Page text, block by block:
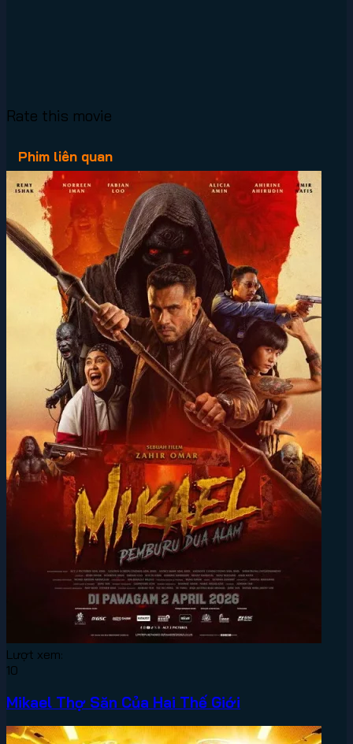
Rate this movie
Phim liên quan
Lượt xem:
10
Mikael Thợ Săn Của Hai Thế Giới